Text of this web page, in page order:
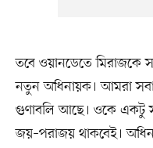
তবে ওয়ানডেতে মিরাজকে
নতুন অধিনায়ক। আমরা
গুণাবলি আছে। ওকে একটু
জয়–পরাজয় থাকবেই।